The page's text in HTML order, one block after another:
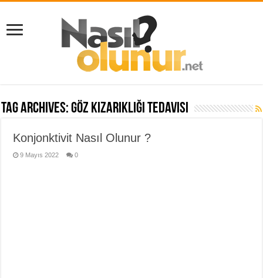
Tag Archives:göz kızarıklığı tedavisi
Konjonktivit Nasıl Olunur ?
9 Mayıs 2022 0